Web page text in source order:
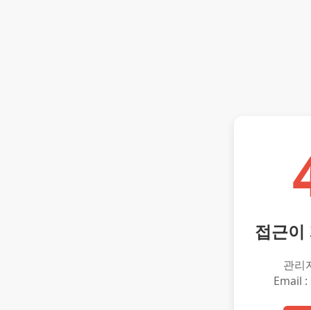
접근이
관리
Email